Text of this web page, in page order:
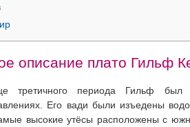
описание плато Гильф
третичного периода Гильф был
Его вади были изъедены
высокие утёсы расположены с